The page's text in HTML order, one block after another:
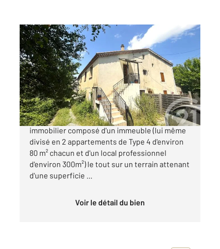
ALES 30
464 m2
Ref : 10359
Immeuble à vendre
239 000 €
Alès - Quartier Conilhères Ensemble
immobilier composé d'un immeuble (lui même
divisé en 2 appartements de Type 4 d'environ
80 m² chacun et d'un local professionnel
d'environ 300m²) le tout sur un terrain attenant
d'une superficie ...
Voir le détail du bien